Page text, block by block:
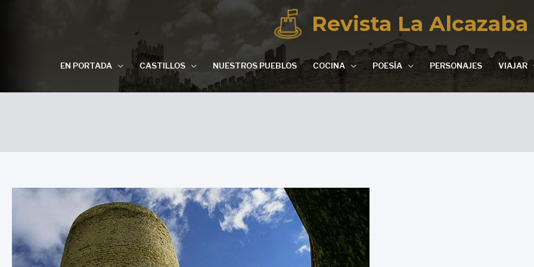
Revista La Alcazaba
EN PORTADA CASTILLOS NUESTROS PUEBLOS COCINA POESÍA PERSONAJES VIAJAR